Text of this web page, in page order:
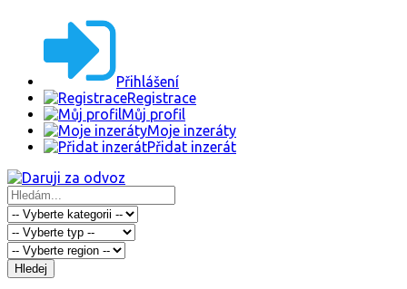
Přihlášení
Registrace
Můj profil
Moje inzeráty
Přidat inzerát
Hledej